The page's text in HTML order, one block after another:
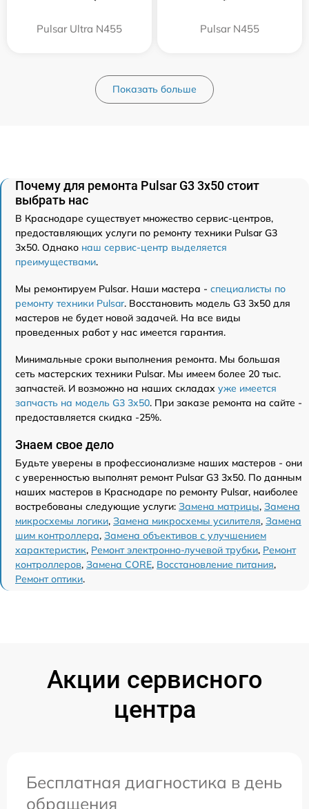
Pulsar Ultra N455 Pulsar N455
Показать больше
Почему для ремонта Pulsar G3 3x50 стоит
выбрать нас
В Краснодаре существует множество сервис-центров,
предоставляющих услуги по ремонту техники Pulsar G3
3x50. Однако наш сервис-центр выделяется
преимуществами.
Мы ремонтируем Pulsar. Наши мастера - специалисты по
ремонту техники Pulsar. Восстановить модель G3 3x50 для
мастеров не будет новой задачей. На все виды
проведенных работ у нас имеется гарантия.
Минимальные сроки выполнения ремонта. Мы большая
сеть мастерских техники Pulsar. Мы имеем более 20 тыс.
запчастей. И возможно на наших складах уже имеется
запчасть на модель G3 3x50. При заказе ремонта на сайте -
предоставляется скидка -25%.
Знаем свое дело
Будьте уверены в профессионализме наших мастеров - они
с уверенностью выполнят ремонт Pulsar G3 3x50. По данным
наших мастеров в Краснодаре по ремонту Pulsar, наиболее
востребованы следующие услуги: Замена матрицы, Замена
микросхемы логики, Замена микросхемы усилителя, Замена
шим контроллера, Замена объективов с улучшением
характеристик, Ремонт электронно-лучевой трубки, Ремонт
контроллеров, Замена CORE, Восстановление питания,
Ремонт оптики.
Акции сервисного
центра
Бесплатная диагностика в день
обращения